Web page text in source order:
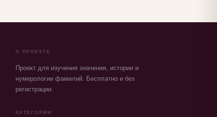
О ПРОЕКТЕ
Проект для изучения значения, истории и
нумерологии фамилий. Бесплатно и без
регистрации.
КАТЕГОРИИ